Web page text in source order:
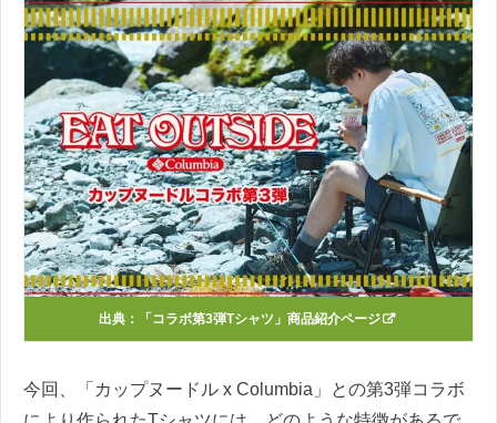
出典： 「コラボ第3弾Tシャツ」商品紹介ページ
今回、「カップヌードル x Columbia」との第3弾コラボ